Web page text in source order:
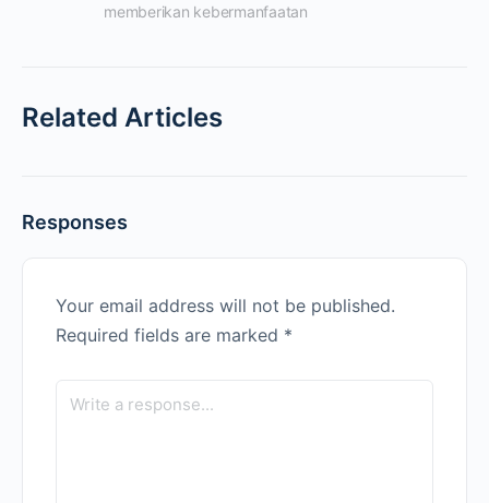
memberikan kebermanfaatan
Related Articles
Responses
Your email address will not be published.
Required fields are marked *